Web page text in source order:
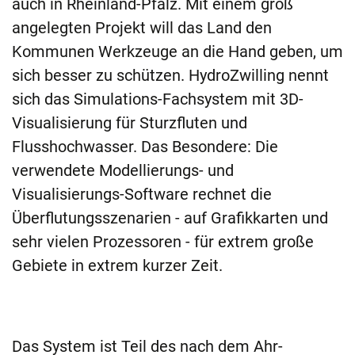
auch in Rheinland-Pfalz. Mit einem groß
angelegten Projekt will das Land den
Kommunen Werkzeuge an die Hand geben, um
sich besser zu schützen. HydroZwilling nennt
sich das Simulations-Fachsystem mit 3D-
Visualisierung für Sturzfluten und
Flusshochwasser. Das Besondere: Die
verwendete Modellierungs- und
Visualisierungs-Software rechnet die
Überflutungsszenarien - auf Grafikkarten und
sehr vielen Prozessoren - für extrem große
Gebiete in extrem kurzer Zeit.
Das System ist Teil des nach dem Ahr-